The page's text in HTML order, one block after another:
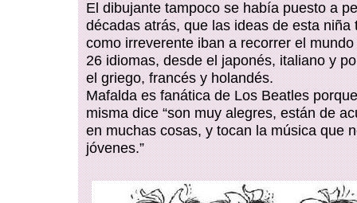
El dibujante tampoco se había puesto a
décadas atrás, que las ideas de esta niña
como irreverente iban a recorrer el
26 idiomas, desde el japonés, italiano y
el griego, francés y holandés.
Mafalda es fanática de Los Beatles
misma dice “son muy alegres, están de
en muchas cosas, y tocan la música que
jóvenes.”